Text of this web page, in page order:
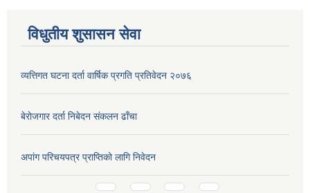
विधुतीय शुसासन सेवा
व्यत्तिगत घटना दर्ता वार्षिक प्रगति प्रतिवेदन २०७६
बेराेजगार दर्ता निबेदन स‌ंकलन ढाँचा
अपांग परिचयपत्र प्राप्तिको लागि निवेदन